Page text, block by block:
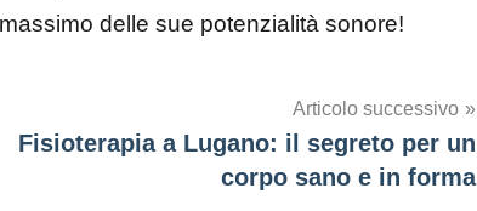
delle sue potenzialità sonore!
Articolo successivo
Fisioterapia a Lugano: il segreto per un
corpo sano e in forma